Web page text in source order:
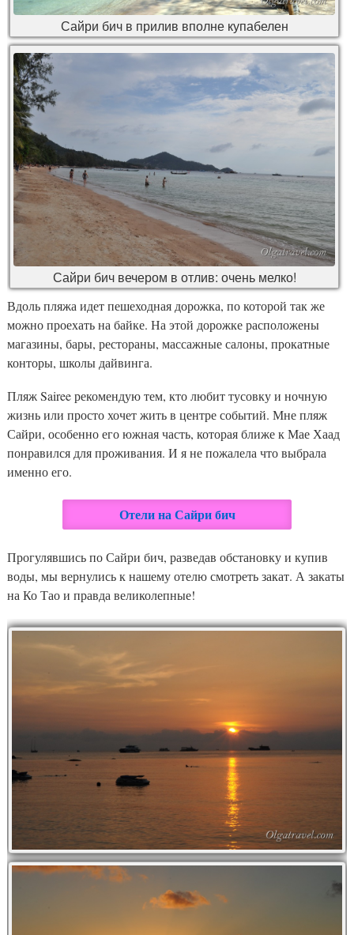
Сайри бич в прилив вполне купабелен
Сайри бич вечером в отлив: очень мелко!
Вдоль пляжа идет пешеходная дорожка, по которой так же
можно проехать на байке. На этой дорожке расположены
магазины, бары, рестораны, массажные салоны, прокатные
конторы, школы дайвинга.
Пляж Sairee рекомендую тем, кто любит тусовку и ночную
жизнь или просто хочет жить в центре событий. Мне пляж
Сайри, особенно его южная часть, которая ближе к Мае Хаад
понравился для проживания. И я не пожалела что выбрала
именно его.
Отели на Сайри бич
Прогулявшись по Сайри бич, разведав обстановку и купив
воды, мы вернулись к нашему отелю смотреть закат. А закаты
на Ко Тао и правда великолепные!